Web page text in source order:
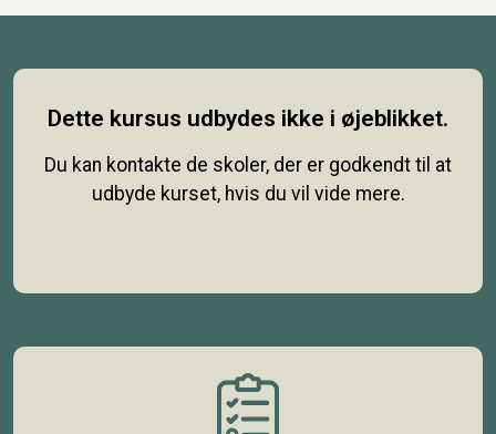
Dette kursus udbydes ikke i øjeblikket.
Du kan kontakte de skoler, der er godkendt til at
udbyde kurset, hvis du vil vide mere.